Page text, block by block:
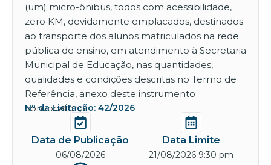
(um) micro-ônibus, todos com acessibilidade,
zero KM, devidamente emplacados, destinados
ao transporte dos alunos matriculados na rede
pública de ensino, em atendimento à Secretaria
Municipal de Educação, nas quantidades,
qualidades e condições descritas no Termo de
Referência, anexo deste instrumento
convocatório.
Nº da Licitação: 42/2026
Data de Publicação
06/08/2026
Data Limite
21/08/2026 9:30 pm